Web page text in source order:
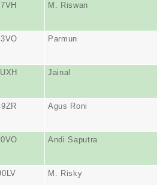
M. Riswan
Parmun
Jainal
Agus Roni
Andi Saputra
M. Risky